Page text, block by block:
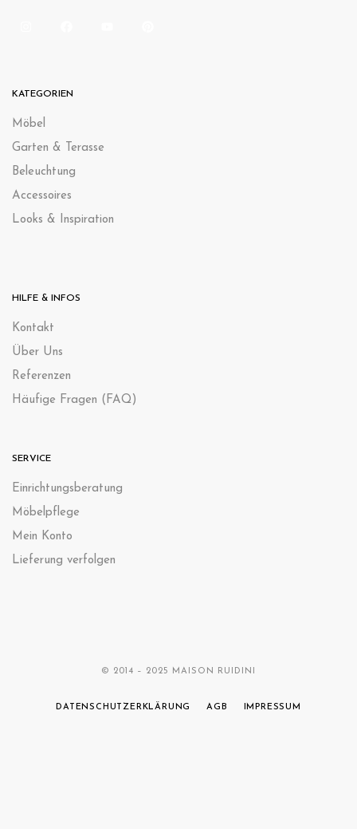
KATEGORIEN
Möbel
Garten & Terasse
Beleuchtung
Accessoires
Looks & Inspiration
HILFE & INFOS
Kontakt
Über Uns
Referenzen
Häufige Fragen (FAQ)
SERVICE
Einrichtungsberatung
Möbelpflege
Mein Konto
Lieferung verfolgen
© 2014 – 2025 MAISON RUIDINI
DATENSCHUTZERKLÄRUNG AGB IMPRESSUM